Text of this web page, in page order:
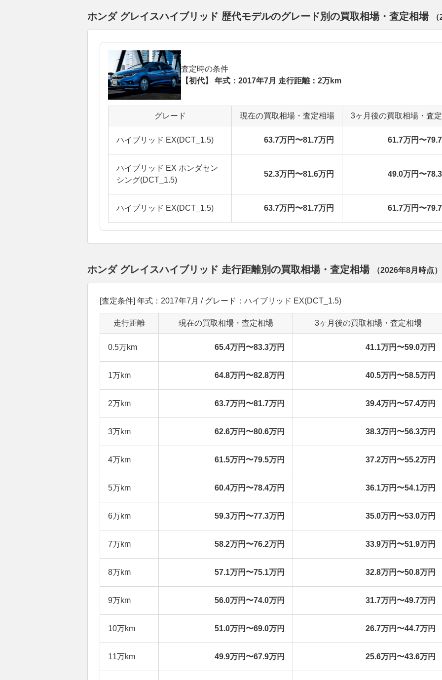
ホンダ グレイスハイブリッド 歴代モデルのグレード別の買取相場・査定相場 （
査定時の条件
【初代】 年式：2017年7月 走行距離：2万km
グレード 現在の買取相場・査定相場 3ヶ月後の買取相場・査
ハイブリッド EX(DCT_1.5) 63.7万円〜81.7万円 61.7万円〜
ハイブリッド EX ホンダセン
シング(DCT_1.5)
52.3万円〜81.6万円 49.0万円〜
ハイブリッド EX(DCT_1.5) 63.7万円〜81.7万円 61.7万円〜
ホンダ グレイスハイブリッド 走行距離別の買取相場・査定相場 （2026年8月 時点）
[査定条件] 年式：2017年7月 / グレード：ハイブリッド EX(DCT_1.5)
走行距離 現在の買取相場・査定相場 3ヶ月後の買取相場・査定相場
0.5万km 65.4万円〜83.3万円 41.1万円〜59.0万円
1万km 64.8万円〜82.8万円 40.5万円〜58.5万円
2万km 63.7万円〜81.7万円 39.4万円〜57.4万円
3万km 62.6万円〜80.6万円 38.3万円〜56.3万円
4万km 61.5万円〜79.5万円 37.2万円〜55.2万円
5万km 60.4万円〜78.4万円 36.1万円〜54.1万円
6万km 59.3万円〜77.3万円 35.0万円〜53.0万円
7万km 58.2万円〜76.2万円 33.9万円〜51.9万円
8万km 57.1万円〜75.1万円 32.8万円〜50.8万円
9万km 56.0万円〜74.0万円 31.7万円〜49.7万円
10万km 51.0万円〜69.0万円 26.7万円〜44.7万円
11万km 49.9万円〜67.9万円 25.6万円〜43.6万円